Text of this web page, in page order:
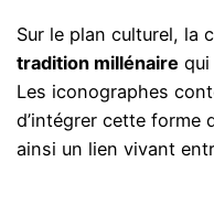
Sur le plan culturel, la
tradition millénaire
Les iconographes
d’intégrer cette
ainsi un lien vivant